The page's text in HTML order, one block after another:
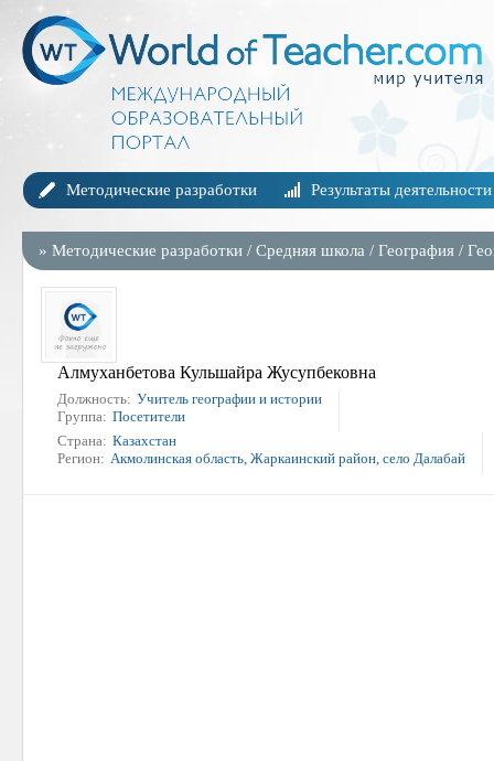
Методические разработки Результаты деятельности
» Методические разработки / Средняя школа / География /
Алмуханбетова Кульшайра Жусупбековна
Должность: Учитель географии и истории
Группа: Посетители
Страна: Казахстан
Регион: Акмолинская область, Жаркаинский район, село Далабай